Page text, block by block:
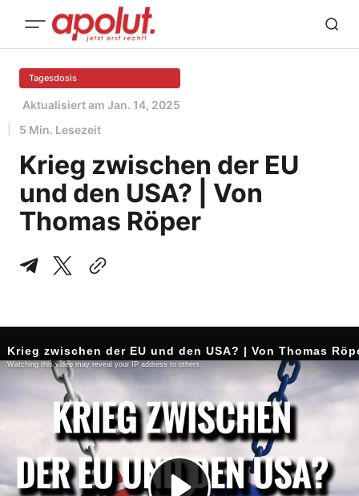
Tagesdosis
Aktualisiert am Jan. 14, 2025
5 Min. Lesezeit
Krieg zwischen der EU
und den USA? | Von
Thomas Röper